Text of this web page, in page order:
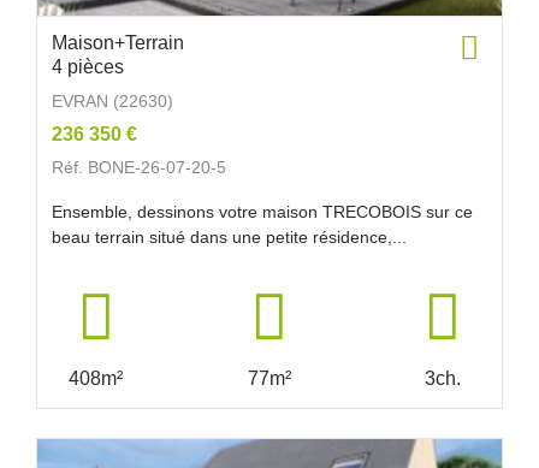
Maison+Terrain
4 pièces
EVRAN (22630)
236 350 €
Réf. BONE-26-07-20-5
Ensemble, dessinons votre maison TRECOBOIS sur ce
beau terrain situé dans une petite résidence,...
408m² 77m² 3ch.